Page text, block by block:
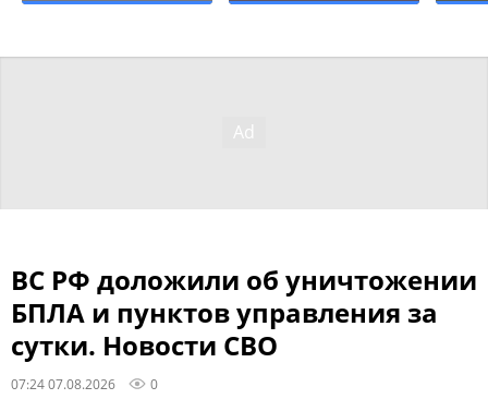
ВС РФ доложили об уничтожении
БПЛА и пунктов управления за
сутки. Новости СВО
07:24 07.08.2026 0